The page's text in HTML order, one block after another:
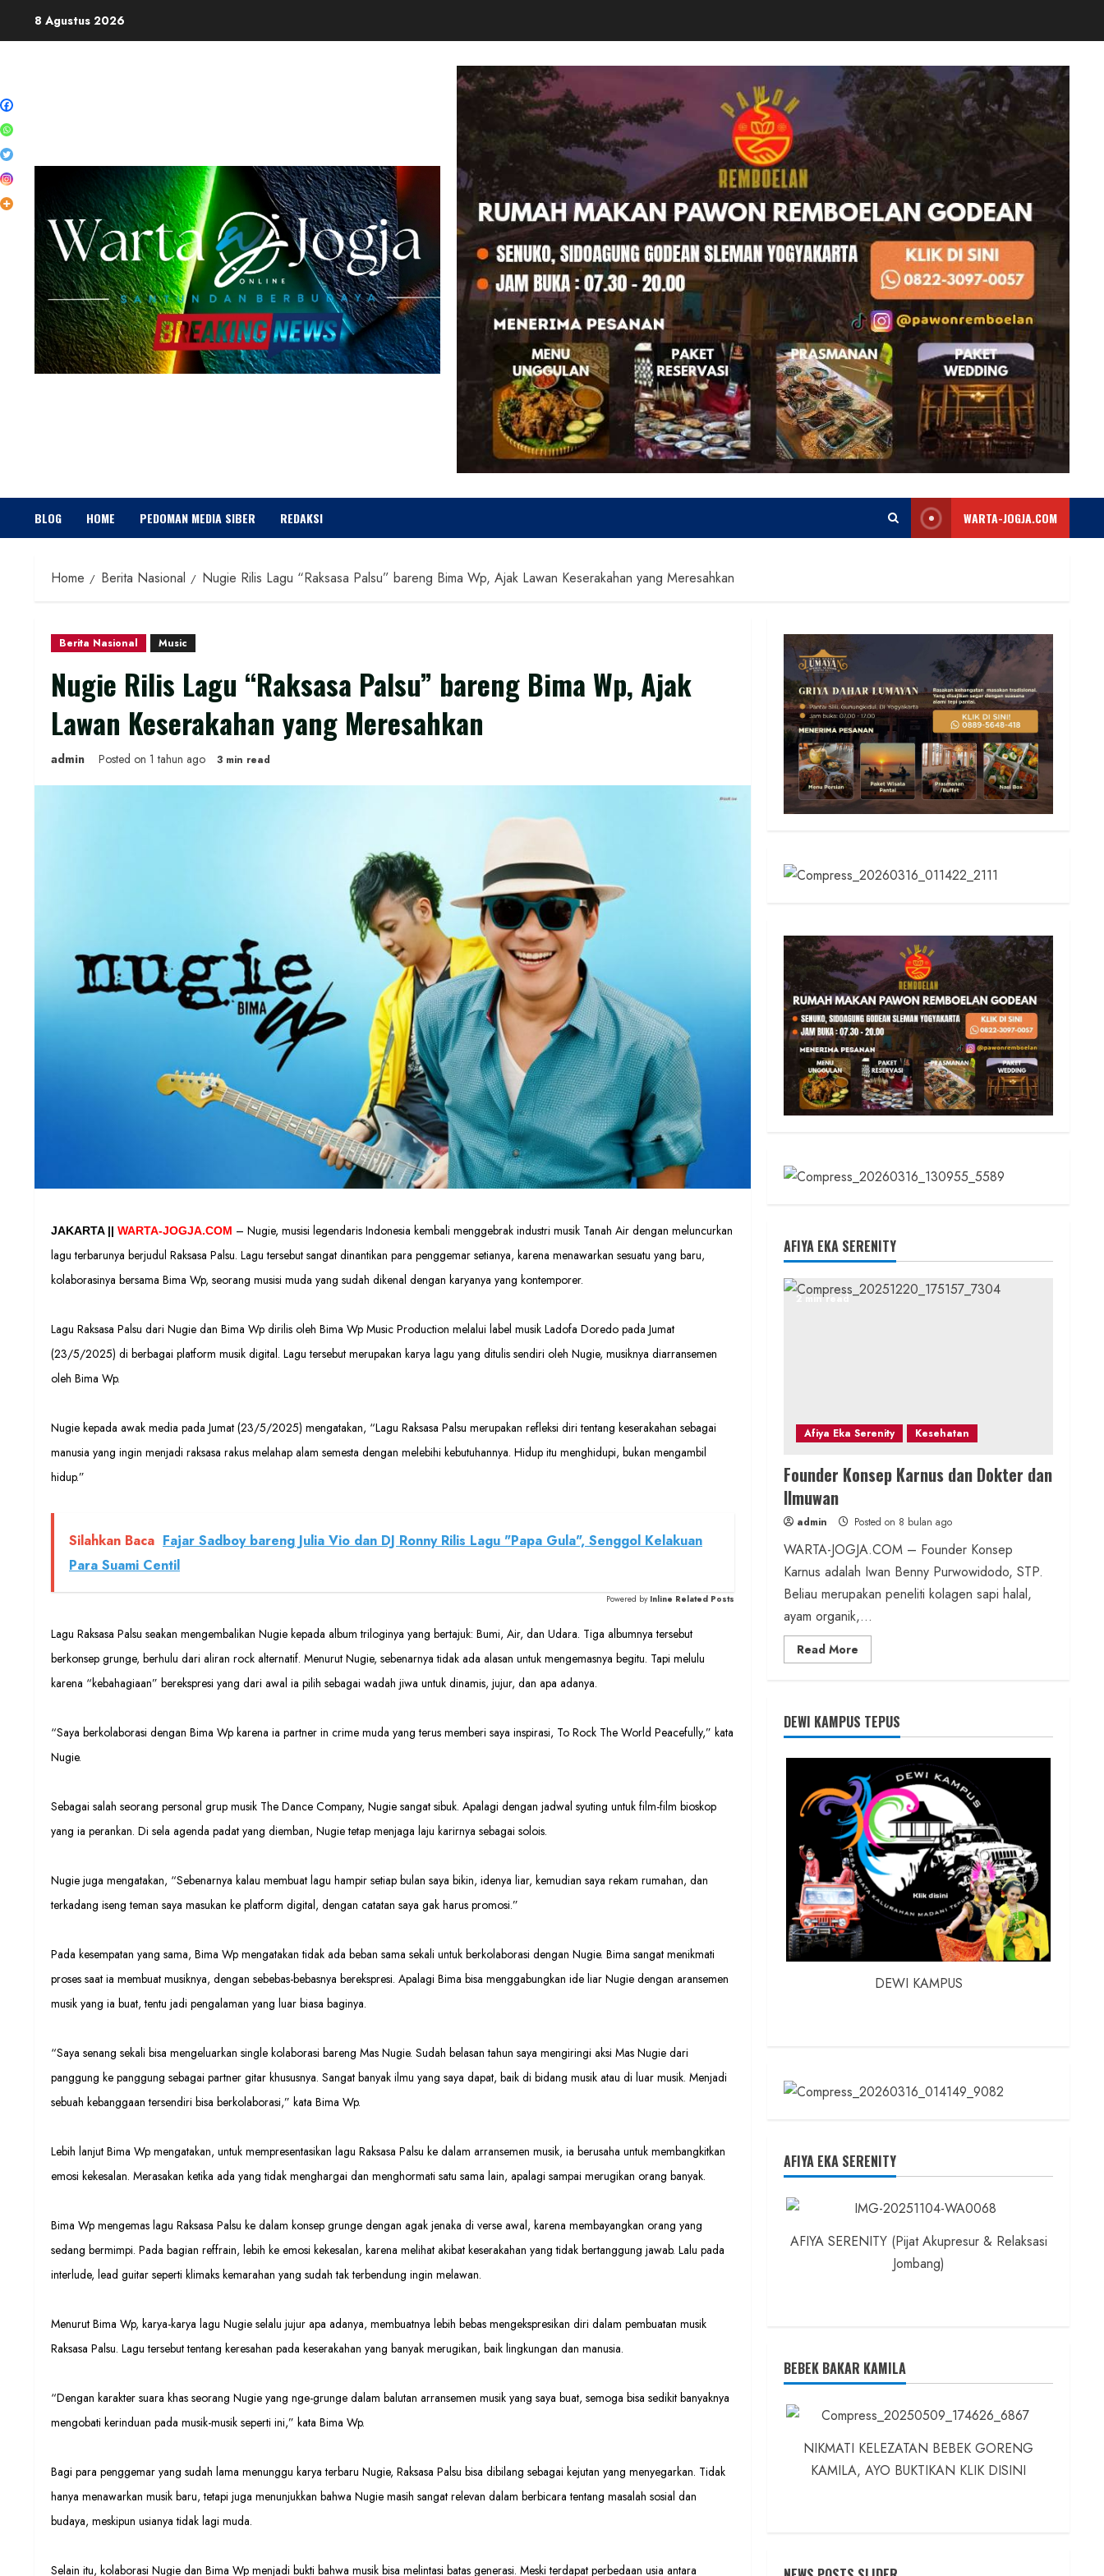
8 Agustus 2026
BLOG HOME PEDOMAN MEDIA SIBER REDAKSI WARTA-JOGJA.COM
Home Berita Nasional Nugie Rilis Lagu “Raksasa Palsu” bareng Bima Wp, Ajak Lawan Keserakahan yang Meresahkan
Berita Nasional Music
Nugie Rilis Lagu “Raksasa Palsu” bareng Bima Wp, Ajak
Lawan Keserakahan yang Meresahkan
admin Posted on 1 tahun ago 3 min read
JAKARTA || WARTA-JOGJA.COM – Nugie, musisi legendaris Indonesia kembali menggebrak industri musik Tanah Air dengan meluncurkan
lagu terbarunya berjudul Raksasa Palsu. Lagu tersebut sangat dinantikan para penggemar setianya, karena menawarkan sesuatu yang baru,
kolaborasinya bersama Bima Wp, seorang musisi muda yang sudah dikenal dengan karyanya yang kontemporer.
Lagu Raksasa Palsu dari Nugie dan Bima Wp dirilis oleh Bima Wp Music Production melalui label musik Ladofa Doredo pada Jumat
(23/5/2025) di berbagai platform musik digital. Lagu tersebut merupakan karya lagu yang ditulis sendiri oleh Nugie, musiknya diarransemen
oleh Bima Wp.
Nugie kepada awak media pada Jumat (23/5/2025) mengatakan, “Lagu Raksasa Palsu merupakan refleksi diri tentang keserakahan sebagai
manusia yang ingin menjadi raksasa rakus melahap alam semesta dengan melebihi kebutuhannya. Hidup itu menghidupi, bukan mengambil
hidup.”
Silahkan Baca Fajar Sadboy bareng Julia Vio dan DJ Ronny Rilis Lagu "Papa Gula", Senggol Kelakuan
Para Suami Centil
Powered by Inline Related Posts
Lagu Raksasa Palsu seakan mengembalikan Nugie kepada album triloginya yang bertajuk: Bumi, Air, dan Udara. Tiga albumnya tersebut
berkonsep grunge, berhulu dari aliran rock alternatif. Menurut Nugie, sebenarnya tidak ada alasan untuk mengemasnya begitu. Tapi melulu
karena “kebahagiaan” berekspresi yang dari awal ia pilih sebagai wadah jiwa untuk dinamis, jujur, dan apa adanya.
“Saya berkolaborasi dengan Bima Wp karena ia partner in crime muda yang terus memberi saya inspirasi, To Rock The World Peacefully,” kata
Nugie.
Sebagai salah seorang personal grup musik The Dance Company, Nugie sangat sibuk. Apalagi dengan jadwal syuting untuk film-film bioskop
yang ia perankan. Di sela agenda padat yang diemban, Nugie tetap menjaga laju karirnya sebagai solois.
Nugie juga mengatakan, “Sebenarnya kalau membuat lagu hampir setiap bulan saya bikin, idenya liar, kemudian saya rekam rumahan, dan
terkadang iseng teman saya masukan ke platform digital, dengan catatan saya gak harus promosi.”
Pada kesempatan yang sama, Bima Wp mengatakan tidak ada beban sama sekali untuk berkolaborasi dengan Nugie. Bima sangat menikmati
proses saat ia membuat musiknya, dengan sebebas-bebasnya berekspresi. Apalagi Bima bisa menggabungkan ide liar Nugie dengan aransemen
musik yang ia buat, tentu jadi pengalaman yang luar biasa baginya.
“Saya senang sekali bisa mengeluarkan single kolaborasi bareng Mas Nugie. Sudah belasan tahun saya mengiringi aksi Mas Nugie dari
panggung ke panggung sebagai partner gitar khususnya. Sangat banyak ilmu yang saya dapat, baik di bidang musik atau di luar musik. Menjadi
sebuah kebanggaan tersendiri bisa berkolaborasi,” kata Bima Wp.
Lebih lanjut Bima Wp mengatakan, untuk mempresentasikan lagu Raksasa Palsu ke dalam arransemen musik, ia berusaha untuk membangkitkan
emosi kekesalan. Merasakan ketika ada yang tidak menghargai dan menghormati satu sama lain, apalagi sampai merugikan orang banyak.
Bima Wp mengemas lagu Raksasa Palsu ke dalam konsep grunge dengan agak jenaka di verse awal, karena membayangkan orang yang
sedang bermimpi. Pada bagian reffrain, lebih ke emosi kekesalan, karena melihat akibat keserakahan yang tidak bertanggung jawab. Lalu pada
interlude, lead guitar seperti klimaks kemarahan yang sudah tak terbendung ingin melawan.
Menurut Bima Wp, karya-karya lagu Nugie selalu jujur apa adanya, membuatnya lebih bebas mengekspresikan diri dalam pembuatan musik
Raksasa Palsu. Lagu tersebut tentang keresahan pada keserakahan yang banyak merugikan, baik lingkungan dan manusia.
“Dengan karakter suara khas seorang Nugie yang nge-grunge dalam balutan arransemen musik yang saya buat, semoga bisa sedikit banyaknya
mengobati kerinduan pada musik-musik seperti ini,” kata Bima Wp.
Bagi para penggemar yang sudah lama menunggu karya terbaru Nugie, Raksasa Palsu bisa dibilang sebagai kejutan yang menyegarkan. Tidak
hanya menawarkan musik baru, tetapi juga menunjukkan bahwa Nugie masih sangat relevan dalam berbicara tentang masalah sosial dan
budaya, meskipun usianya tidak lagi muda.
Selain itu, kolaborasi Nugie dan Bima Wp menjadi bukti bahwa musik bisa melintasi batas generasi. Meski terdapat perbedaan usia antara
AFIYA EKA SERENITY
2 min read
Afiya Eka Serenity Kesehatan
Founder Konsep Karnus dan Dokter dan
Ilmuwan
admin Posted on 8 bulan ago
WARTA-JOGJA.COM – Founder Konsep
Karnus adalah Iwan Benny Purwowidodo, STP.
Beliau merupakan peneliti kolagen sapi halal,
ayam organik,...
Read More
more
dan
Dokter
dan
DEWI KAMPUS TEPUS
DEWI KAMPUS
AFIYA EKA SERENITY
AFIYA SERENITY (Pijat Akupresur & Relaksasi
Jombang)
BEBEK BAKAR KAMILA
NIKMATI KELEZATAN BEBEK GORENG
KAMILA, AYO BUKTIKAN KLIK DISINI